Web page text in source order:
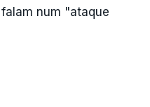
num "ataque